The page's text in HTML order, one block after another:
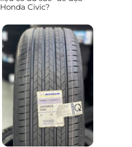
Honda Civic?